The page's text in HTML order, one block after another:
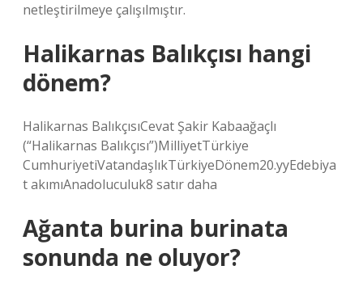
netleştirilmeye çalışılmıştır.
Halikarnas Balıkçısı hangi
dönem?
Halikarnas BalıkçısıCevat Şakir Kabaağaçlı
(“Halikarnas Balıkçısı”)MilliyetTürkiye
CumhuriyetiVatandaşlıkTürkiyeDönem20.yyEdebiya
t akımıAnadoluculuk8 satır daha
Ağanta burina burinata
sonunda ne oluyor?